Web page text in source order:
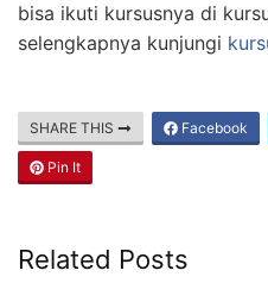
bisa ikuti kursusnya di
selengkapnya kunjungi
SHARE THIS Facebook
Pin It
Related Posts